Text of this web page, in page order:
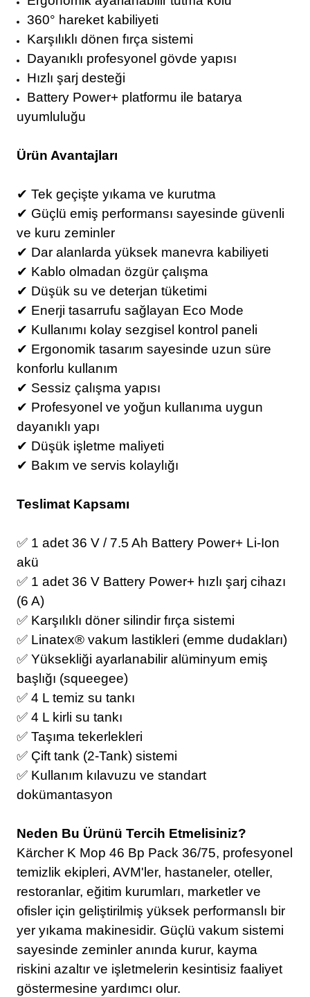
360° hareket kabiliyeti
Karşılıklı dönen fırça sistemi
Dayanıklı profesyonel gövde yapısı
Hızlı şarj desteği
Battery Power+ platformu ile batarya
uyumluluğu
Ürün Avantajları
✔ Tek geçişte yıkama ve kurutma
✔ Güçlü emiş performansı sayesinde güvenli
ve kuru zeminler
✔ Dar alanlarda yüksek manevra kabiliyeti
✔ Kablo olmadan özgür çalışma
✔ Düşük su ve deterjan tüketimi
✔ Enerji tasarrufu sağlayan Eco Mode
✔ Kullanımı kolay sezgisel kontrol paneli
✔ Ergonomik tasarım sayesinde uzun süre
konforlu kullanım
✔ Sessiz çalışma yapısı
✔ Profesyonel ve yoğun kullanıma uygun
dayanıklı yapı
✔ Düşük işletme maliyeti
✔ Bakım ve servis kolaylığı
Teslimat Kapsamı
✅ 1 adet 36 V / 7.5 Ah Battery Power+ Li-Ion
akü
✅ 1 adet 36 V Battery Power+ hızlı şarj cihazı
(6 A)
✅ Karşılıklı döner silindir fırça sistemi
✅ Linatex® vakum lastikleri (emme dudakları)
✅ Yüksekliği ayarlanabilir alüminyum emiş
başlığı (squeegee)
✅ 4 L temiz su tankı
✅ 4 L kirli su tankı
✅ Taşıma tekerlekleri
✅ Çift tank (2-Tank) sistemi
✅ Kullanım kılavuzu ve standart
dokümantasyon
Neden Bu Ürünü Tercih Etmelisiniz?
Kärcher K Mop 46 Bp Pack 36/75, profesyonel
temizlik ekipleri, AVM'ler, hastaneler, oteller,
restoranlar, eğitim kurumları, marketler ve
ofisler için geliştirilmiş yüksek performanslı bir
yer yıkama makinesidir. Güçlü vakum sistemi
sayesinde zeminler anında kurur, kayma
riskini azaltır ve işletmelerin kesintisiz faaliyet
göstermesine yardımcı olur.